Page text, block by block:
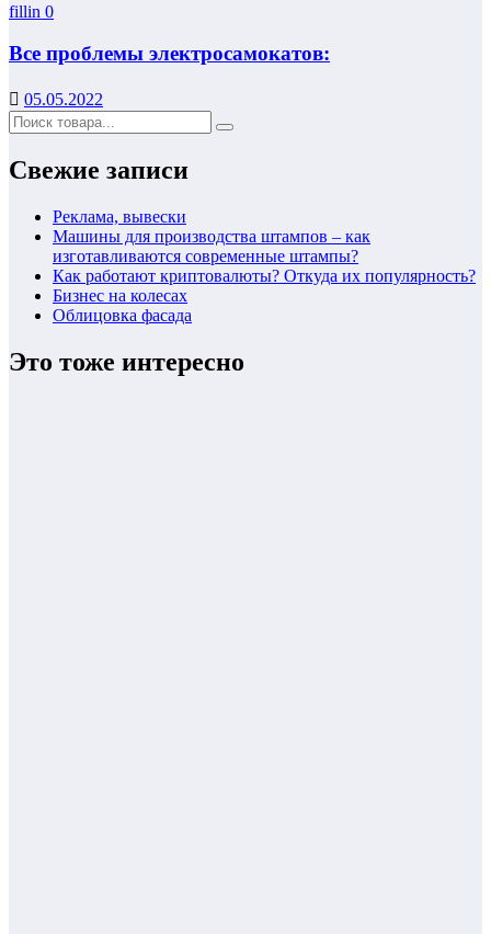
fillin 0
Все проблемы электросамокатов:
05.05.2022
Свежие записи
Реклама, вывески
Машины для производства штампов – как
изготавливаются современные штампы?
Как работают криптовалюты? Откуда их популярность?
Бизнес на колесах
Облицовка фасада
Это тоже интересно